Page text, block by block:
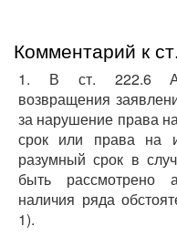
Комментарий к
1. В ст. 222.6
возвращения
за нарушение права
срок или права на
разумный срок в
быть рассмотрено
наличия ряда
1).